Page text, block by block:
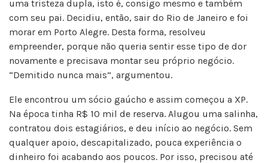
uma tristeza dupla, isto é, consigo mesmo e também
com seu pai. Decidiu, então, sair do Rio de Janeiro e foi
morar em Porto Alegre. Desta forma, resolveu
empreender, porque não queria sentir esse tipo de dor
novamente e precisava montar seu próprio negócio.
“Demitido nunca mais”, argumentou.
Ele encontrou um sócio gaúcho e assim começou a XP.
Na época tinha R$ 10 mil de reserva. Alugou uma salinha,
contratou dois estagiários, e deu início ao negócio. Sem
qualquer apoio, descapitalizado, pouca experiência o
dinheiro foi acabando aos poucos. Por isso, precisou até